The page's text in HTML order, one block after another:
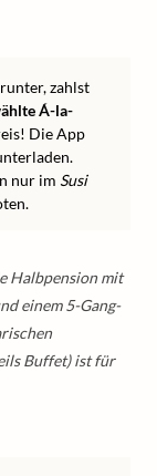
zahlst
Á-la-
Die App
nur im Susi
Halbpension mit
einem 5-Gang-
Buffet) ist für